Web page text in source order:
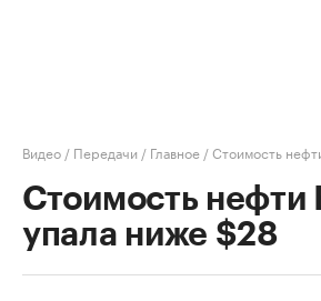
Видео / Передачи / Главное /Стоимость
Стоимость нефти
упала ниже $28